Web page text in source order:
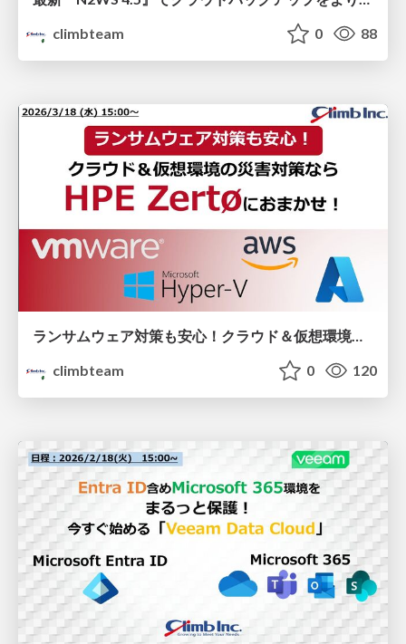
climbteam
0 88
ランサムウェア対策も安心！クラウド＆仮想環境の災害対策なら「HPE Zerto」におまかせ！
climbteam
0 120